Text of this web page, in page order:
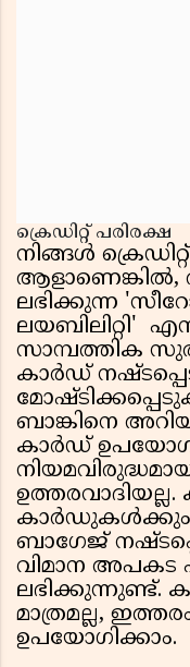
ക്രെഡിറ്റ് പരിരക്ഷ
നിങ്ങൾ
ആളാണെങ്കിൽ,
ലഭിക്കുന്ന
ലയബിലിറ്റി'
സാമ്പത്തിക
കാർഡ്
ബാങ്കിനെ
കാർഡ്
ഉത്തരവാദിയല്ല.
കാർഡുകൾക്കും
ബാഗേജ്
വിമാന അപകട
ലഭിക്കുന്നുണ്ട്.
മാത്രമല്ല,
ഉപയോഗിക്കാം.